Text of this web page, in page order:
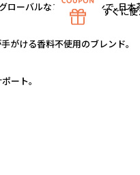
ローバルなコネクションで、日
がける香料不使用のブレンド。
ート。
すぐに